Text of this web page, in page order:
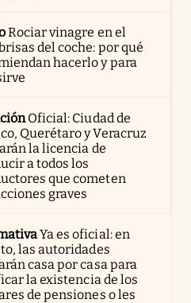
Rociar vinagre en el
del coche: por qué
hacerlo y para
Oficial: Ciudad de
Querétaro y Veracruz
la licencia de
a todos los
que cometen
graves
Ya es oficial: en
las autoridades
casa por casa para
la existencia de los
de pensiones o les